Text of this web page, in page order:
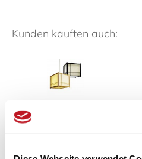
Kunden kauften auch:
Deckenlampe